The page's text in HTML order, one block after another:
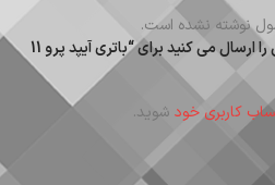
نوشته نشده است.
اولین نفری باشید که دیدگاهی را ارسال می کنید برای “باتری آیپد پرو 11
کاربری خود شوید.